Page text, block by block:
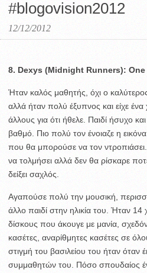
#blogovision2012
12/12/2012
8. Dexys (Midnight Runners): One
Ήταν καλός μαθητής, όχι ο
αλλά ήταν πολύ έξυπνος και είχε ένα
άλλους για ότι ήθελε. Παιδί ήσυχο
βαθμό. Πιο πολύ τον ένοιαζε η
που θα μπορούσε να τον
να τολμήσει αλλά δεν θα ρίσκαρε
δείξει σαχλός.
Αγαπούσε πολύ την μουσική,
άλλο παιδί στην ηλικία του. Ήταν
δίσκους που άκουγε με μανία,
κασέτες, αναρίθμητες κασέτες σε
στιγμή του βασιλείου του ήταν
συμμαθητών του. Πόσο σπουδαίος